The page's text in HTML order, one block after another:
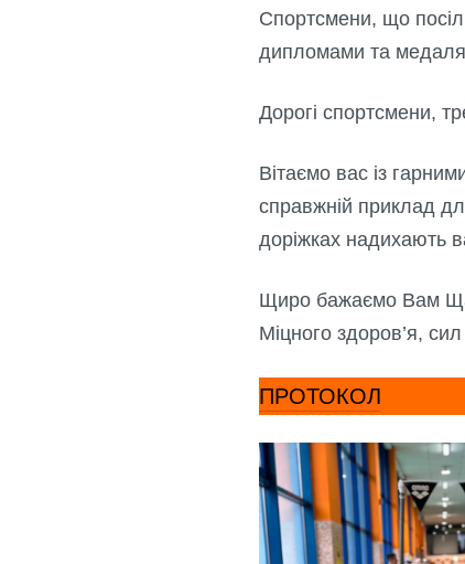
Спортсмени, що
дипломами та
Дорогі спортсмени,
Вітаємо вас із
справжній приклад
доріжках надихають
Щиро бажаємо Вам
Міцного здоров’я,
ПРОТОКОЛ